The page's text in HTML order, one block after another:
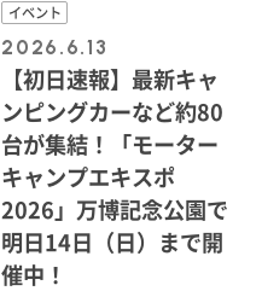
イベント
2026.6.13
【初日速報】最新キャ
ンピングカーなど約80
台が集結！「モーター
キャンプエキスポ
2026」万博記念公園で
明日14日（日）まで開
催中！